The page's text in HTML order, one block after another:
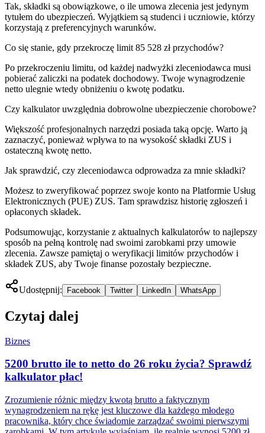
Tak, składki są obowiązkowe, o ile umowa zlecenia jest jedynym
tytułem do ubezpieczeń. Wyjątkiem są studenci i uczniowie, którzy
korzystają z preferencyjnych warunków.
Co się stanie, gdy przekroczę limit 85 528 zł przychodów?
Po przekroczeniu limitu, od każdej nadwyżki zleceniodawca musi
pobierać zaliczki na podatek dochodowy. Twoje wynagrodzenie
netto ulegnie wtedy obniżeniu o kwotę podatku.
Czy kalkulator uwzględnia dobrowolne ubezpieczenie chorobowe?
Większość profesjonalnych narzędzi posiada taką opcję. Warto ją
zaznaczyć, ponieważ wpływa to na wysokość składki ZUS i
ostateczną kwotę netto.
Jak sprawdzić, czy zleceniodawca odprowadza za mnie składki?
Możesz to zweryfikować poprzez swoje konto na Platformie Usług
Elektronicznych (PUE) ZUS. Tam sprawdzisz historię zgłoszeń i
opłaconych składek.
Podsumowując, korzystanie z aktualnych kalkulatorów to najlepszy
sposób na pełną kontrolę nad swoimi zarobkami przy umowie
zlecenia. Zawsze pamiętaj o weryfikacji limitów przychodów i
składek ZUS, aby Twoje finanse pozostały bezpieczne.
Udostępnij: Facebook Twitter LinkedIn WhatsApp
Czytaj dalej
Biznes
5200 brutto ile to netto do 26 roku życia? Sprawdź
kalkulator płac!
Zrozumienie różnic między kwotą brutto a faktycznym
wynagrodzeniem na rękę jest kluczowe dla każdego młodego
pracownika, który chce świadomie zarządzać swoimi pierwszymi